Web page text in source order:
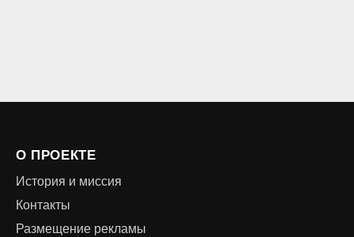
О ПРОЕКТЕ
История и миссия
Контакты
Размещение рекламы